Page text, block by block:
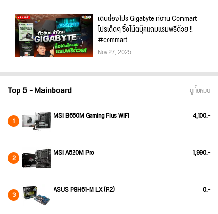
เดินส่องโปร Gigabyte ที่งาน Commart
โปรเด็ดๆ ซื้อโน้ตบุ๊คแถมแรมฟรีด้วย !!
#commart
Nov 27, 2025
Top 5 - Mainboard ดูทั้งหมด
1 MSI B650M Gaming Plus WIFI 4,100.-
2 MSI A520M Pro 1,990.-
3 ASUS P8H61-M LX (R2) 0.-